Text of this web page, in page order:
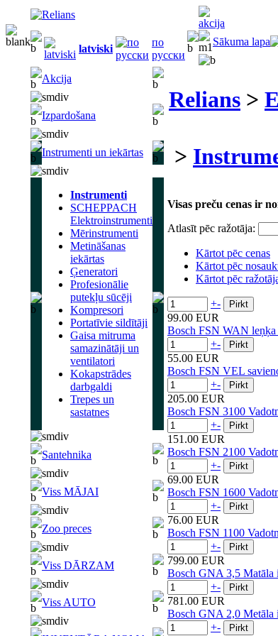
latviski
по
русски
Sākuma lapa
Akcija
Izpardošana
Instrumenti un iekārtas
Instrumenti
SCHEPPACH
Elektroinstrumenti
Mērinstrumenti
Metināšanas
iekārtas
Ģeneratori
Profesionālie
putekļu sūcēji
Kompresori
Portatīvie sildītāji
Gaisa mitruma
samazinātāji un
ventilatori
Kokapstrādes
darbgaldi
Trepes un
sastatnes
Santehnika
Viss MĀJAI
Zoo preces
Viss DĀRZAM
Viss AUTO
Relians >
>
Visas preču cenas ir
Atlasīt pēc ražotāja:
Kārtot pēc cenas
Kārtot pēc
Kārtot pēc
+-
99.00 EUR
Bosch FSN WAN leņķa
+-
55.00 EUR
Bosch FSN VEL
+-
205.00 EUR
Bosch FSN 3100
+-
151.00 EUR
Bosch FSN 2100
+-
69.00 EUR
Bosch FSN 1600
+-
76.00 EUR
Bosch FSN 1100
+-
799.00 EUR
Bosch GNA 3,5 Matāla
+-
781.00 EUR
Bosch GNA 2,0 Metāla
+-